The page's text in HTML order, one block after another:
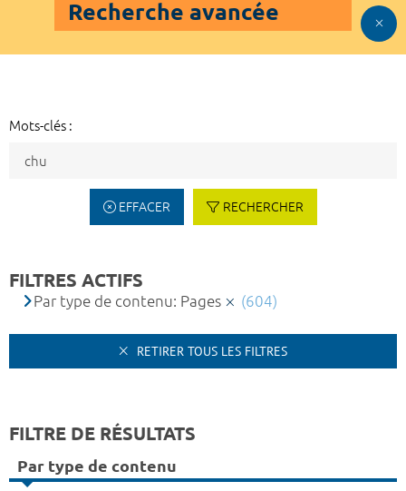
Recherche avancée
Mots-clés :
EFFACER RECHERCHER
FILTRES ACTIFS
Par type de contenu: Pages (604)
RETIRER TOUS LES FILTRES
FILTRE DE RÉSULTATS
Par type de contenu